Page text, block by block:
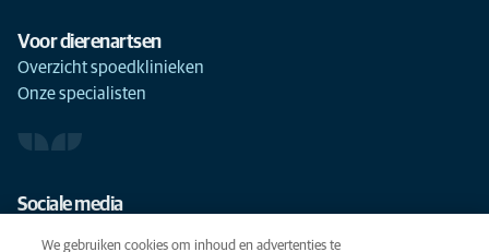
Voor dierenartsen
Overzicht spoedklinieken
Onze specialisten
Sociale media
We gebruiken cookies om inhoud en advertenties te